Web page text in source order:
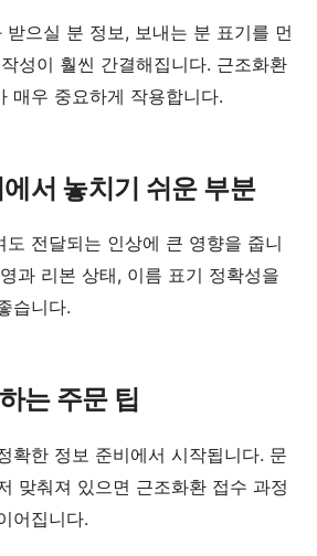
받으실 분 정보, 보내는 분 표기를 먼
성이 훨씬 간결해집니다. 근조화환
매우 중요하게 작용합니다.
서 놓치기 쉬운 부분
도 전달되는 인상에 큰 영향을 줍니
과 리본 상태, 이름 표기 정확성을
습니다.
는 주문 팁
확한 정보 준비에서 시작됩니다. 문
맞춰져 있으면 근조화환 접수 과정
어집니다.